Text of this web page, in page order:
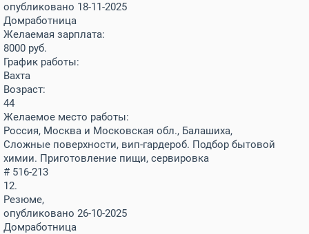
опубликовано 18-11-2025
Домработница
Желаемая зарплата:
8000 руб.
График работы:
Вахта
Возраст:
44
Желаемое место работы:
Россия, Москва и Московская обл., Балашиха,
Сложные поверхности, вип-гардероб. Подбор бытовой
химии. Приготовление пищи, сервировка
# 516-213
12.
Резюме,
опубликовано 26-10-2025
Домработница